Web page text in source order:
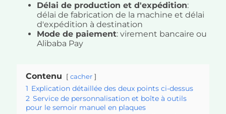
Délai de production et d'expédition:
délai de fabrication de la machine et délai
d'expédition à destination
Mode de paiement: virement bancaire ou
Alibaba Pay
Contenu cacher
1 Explication détaillée des deux points ci-dessus
2 Service de personnalisation et boîte à outils
pour le semoir manuel en plaques